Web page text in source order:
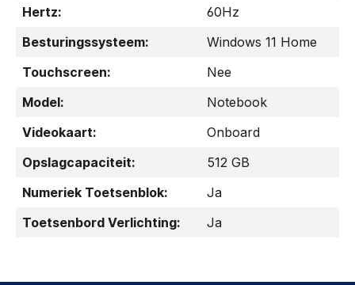
Hertz:
60Hz
Besturingssysteem:
Windows 11 Home
Touchscreen:
Nee
Model:
Notebook
Videokaart:
Onboard
Opslagcapaciteit:
512 GB
Numeriek Toetsenblok:
Ja
Toetsenbord Verlichting:
Ja